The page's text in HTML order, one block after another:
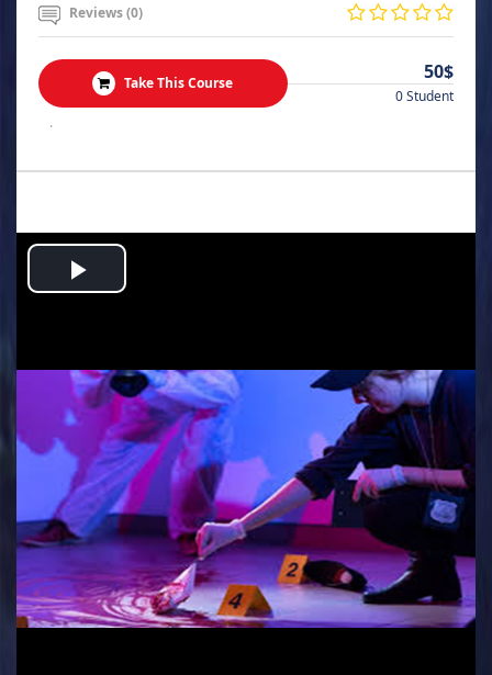
Reviews (0)
Take This Course 50$
0 Student
.
Play